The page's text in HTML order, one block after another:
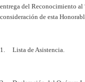
entrega del Reconocimiento
consideración de esta
1. Lista de Asistencia.